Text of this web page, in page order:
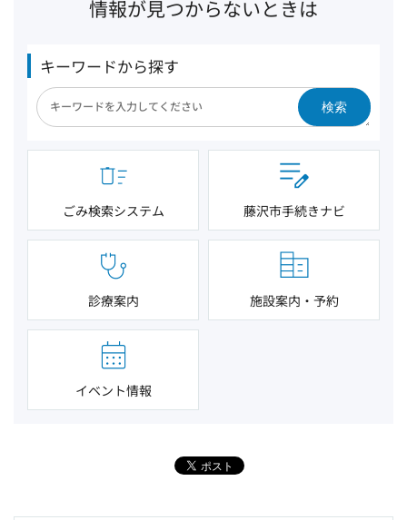
情報が見つからないときは
キーワードから探す
検索
ごみ検索システム 藤沢市手続きナビ
診療案内 施設案内・予約
イベント情報